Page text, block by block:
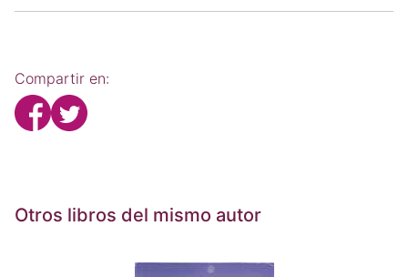
Compartir en:
Otros libros del mismo autor